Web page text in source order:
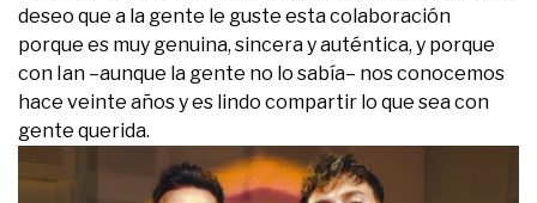
deseo que a la gente le guste esta colaboración
porque es muy genuina, sincera y auténtica, y porque
con Ian –aunque la gente no lo sabía– nos conocemos
hace veinte años y es lindo compartir lo que sea con
gente querida.